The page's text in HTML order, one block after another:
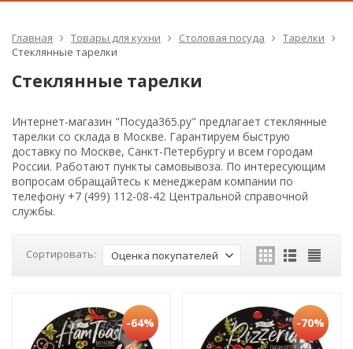
Главная Товары для кухни Столовая посуда
Тарелки
Стеклянные тарелки
Стеклянные тарелки
Интернет-магазин "Посуда365.ру" предлагает стеклянные
тарелки со склада в Москве. Гарантируем быструю
доставку по Москве, Санкт-Петербургу и всем городам
России. Работают пункты самовывоза. По интересующим
вопросам обращайтесь к менеджерам компании по
телефону +7 (499) 112-08-42 Центральной справочной
службы.
Сортировать: Оценка покупателей
-64% -70%